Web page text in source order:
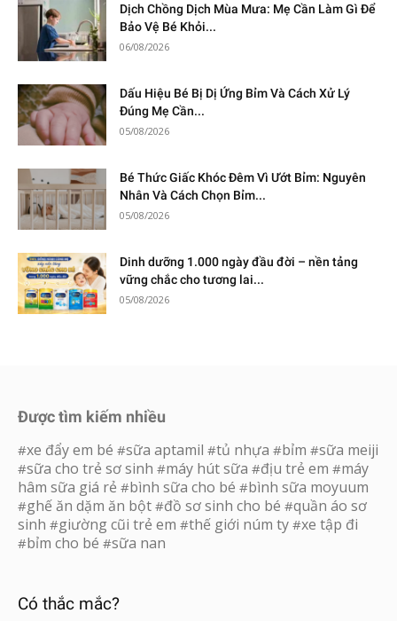
Dịch Chồng Dịch Mùa Mưa: Mẹ Cần Làm Gì Để
Bảo Vệ Bé Khỏi...
06/08/2026
Dấu Hiệu Bé Bị Dị Ứng Bỉm Và Cách Xử Lý
Đúng Mẹ Cần...
05/08/2026
Bé Thức Giấc Khóc Đêm Vì Ướt Bỉm: Nguyên
Nhân Và Cách Chọn Bỉm...
05/08/2026
Dinh dưỡng 1.000 ngày đầu đời – nền tảng
vững chắc cho tương lai...
05/08/2026
Được tìm kiếm nhiều
#xe đẩy em bé #sữa aptamil #tủ nhựa #bỉm #sữa meiji
#sữa cho trẻ sơ sinh #máy hút sữa #địu trẻ em #máy
hâm sữa giá rẻ #bình sữa cho bé #bình sữa moyuum
#ghế ăn dặm ăn bột #đồ sơ sinh cho bé #quần áo sơ
sinh #giường cũi trẻ em #thế giới núm ty #xe tập đi
#bỉm cho bé #sữa nan
Có thắc mắc?